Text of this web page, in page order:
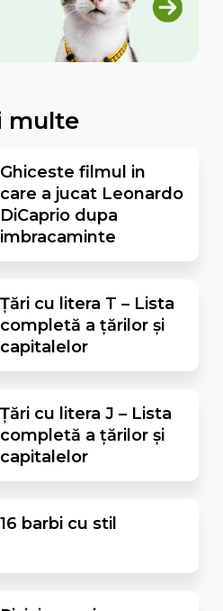
multe
Ghiceste filmul in
care a jucat Leonardo
DiCaprio dupa
imbracaminte
Țări cu litera T – Lista
completă a țărilor și
capitalelor
Țări cu litera J – Lista
completă a țărilor și
capitalelor
16 barbi cu stil